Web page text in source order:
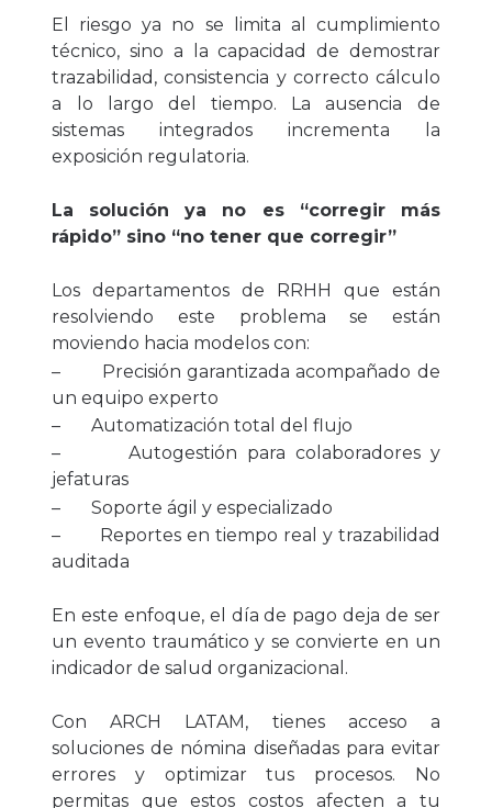
El riesgo ya no se limita al cumplimiento
técnico, sino a la capacidad de demostrar
trazabilidad, consistencia y correcto cálculo
a lo largo del tiempo. La ausencia de
sistemas integrados incrementa la
exposición regulatoria.
La solución ya no es “corregir más
rápido” sino “no tener que corregir”
Los departamentos de RRHH que están
resolviendo este problema se están
moviendo hacia modelos con:
– Precisión garantizada acompañado de
un equipo experto
– Automatización total del flujo
– Autogestión para colaboradores y
jefaturas
– Soporte ágil y especializado
– Reportes en tiempo real y trazabilidad
auditada
En este enfoque, el día de pago deja de ser
un evento traumático y se convierte en un
indicador de salud organizacional.
Con ARCH LATAM, tienes acceso a
soluciones de nómina diseñadas para evitar
errores y optimizar tus procesos. No
permitas que estos costos afecten a tu